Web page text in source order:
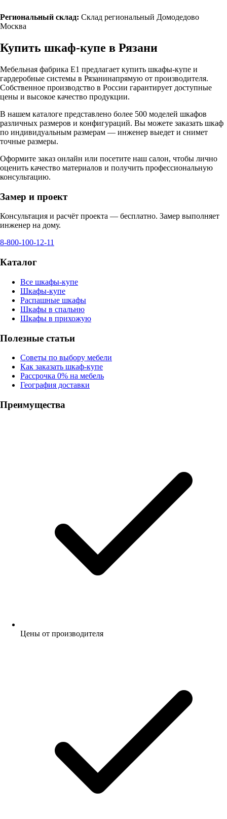
Региональный склад: Склад региональный Домодедово
Москва
Купить шкаф-купе в Рязани
Мебельная фабрика Е1 предлагает купить шкафы-купе и
гардеробные системы в Рязанинапрямую от производителя.
Собственное производство в России гарантирует доступные
цены и высокое качество продукции.
В нашем каталоге представлено более 500 моделей шкафов
различных размеров и конфигураций. Вы можете заказать шкаф
по индивидуальным размерам — инженер выедет и снимет
точные размеры.
Оформите заказ онлайн или посетите наш салон, чтобы лично
оценить качество материалов и получить профессиональную
консультацию.
Замер и проект
Консультация и расчёт проекта — бесплатно. Замер выполняет
инженер на дому.
8-800-100-12-11
Каталог
Все шкафы-купе
Шкафы-купе
Распашные шкафы
Шкафы в спальню
Шкафы в прихожую
Полезные статьи
Советы по выбору мебели
Как заказать шкаф-купе
Рассрочка 0% на мебель
География доставки
Преимущества
Цены от производителя